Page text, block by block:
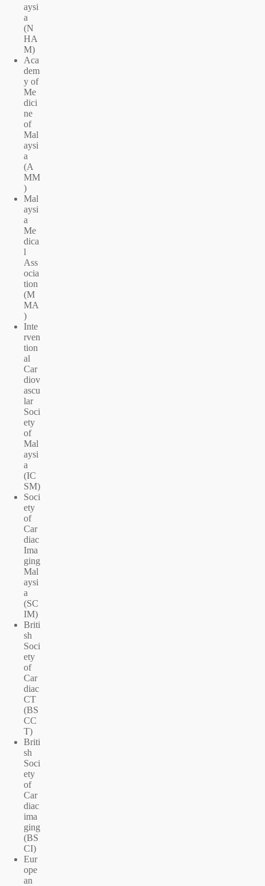
aysi
a
(N
HA
M)
Aca
dem
y of
Me
dici
ne
of
Mal
aysi
a
(A
MM
)
Mal
aysi
a
Me
dica
l
Ass
ocia
tion
(M
MA
)
Inte
rven
tion
al
Car
diov
ascu
lar
Soci
ety
of
Mal
aysi
a
(IC
SM)
Soci
ety
of
Car
diac
Ima
ging
Mal
aysi
a
(SC
IM)
Briti
sh
Soci
ety
of
Car
diac
CT
(BS
CC
T)
Briti
sh
Soci
ety
of
Car
diac
ima
ging
(BS
CI)
Eur
ope
an